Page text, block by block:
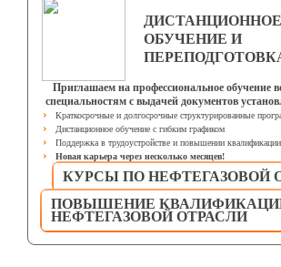
Смотреть
ДИСТАНЦИОННОЕ
ОБУЧЕНИЕ И
Приглашаем на профессиональное обучение
специальностям с выдачей документов
Краткосрочные и долгосрочные структурированные
Дистанционное обучение с гибким графиком
Поддержка в трудоустройстве и повышении квалификации
Новая карьера через несколько месяцев!
КУРСЫ ПО НЕФТЕГАЗОВОЙ
ПОВЫШЕНИЕ
НЕФТЕГАЗОВОЙ ОТРАСЛИ